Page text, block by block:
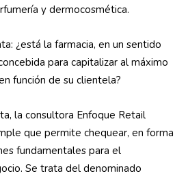
y dermocosmética.
¿está la farmacia, en un sentido
para capitalizar al máximo
función de su clientela?
la consultora Enfoque Retail
que permite chequear, en forma
fundamentales para el
Se trata del denominado